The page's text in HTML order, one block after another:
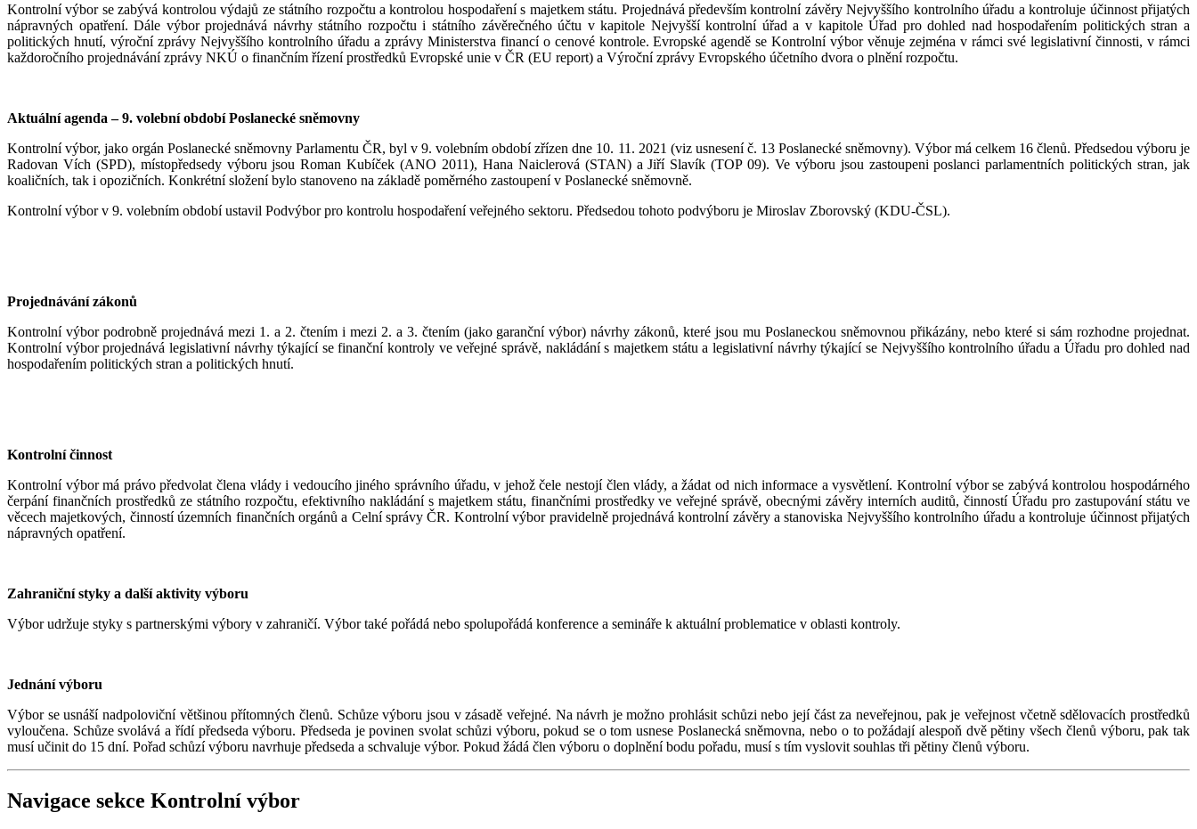
Kontrolní výbor se zabývá kontrolou výdajů ze státního rozpočtu a kontrolou hospodaření s majetkem státu. Projednává především kontrolní závěry Nejvyššího kontrolního úřadu a kontroluje účinnost přijatých
nápravných opatření. Dále výbor projednává návrhy státního rozpočtu i státního závěrečného účtu v kapitole Nejvyšší kontrolní úřad a v kapitole Úřad pro dohled nad hospodařením politických stran a
politických hnutí, výroční zprávy Nejvyššího kontrolního úřadu a zprávy Ministerstva financí o cenové kontrole. Evropské agendě se Kontrolní výbor věnuje zejména v rámci své legislativní činnosti, v rámci
každoročního projednávání zprávy NKÚ o finančním řízení prostředků Evropské unie v ČR (EU report) a Výroční zprávy Evropského účetního dvora o plnění rozpočtu.
Aktuální agenda – 9. volební období Poslanecké sněmovny
Kontrolní výbor, jako orgán Poslanecké sněmovny Parlamentu ČR, byl v 9. volebním období zřízen dne 10. 11. 2021 (viz usnesení č. 13 Poslanecké sněmovny). Výbor má celkem 16 členů. Předsedou výboru je
Radovan Vích (SPD), místopředsedy výboru jsou Roman Kubíček (ANO 2011), Hana Naiclerová (STAN) a Jiří Slavík (TOP 09). Ve výboru jsou zastoupeni poslanci parlamentních politických stran, jak
koaličních, tak i opozičních. Konkrétní složení bylo stanoveno na základě poměrného zastoupení v Poslanecké sněmovně.
Kontrolní výbor v 9. volebním období ustavil Podvýbor pro kontrolu hospodaření veřejného sektoru. Předsedou tohoto podvýboru je Miroslav Zborovský (KDU-ČSL).
Projednávání zákonů
Kontrolní výbor podrobně projednává mezi 1. a 2. čtením i mezi 2. a 3. čtením (jako garanční výbor) návrhy zákonů, které jsou mu Poslaneckou sněmovnou přikázány, nebo které si sám rozhodne projednat.
Kontrolní výbor projednává legislativní návrhy týkající se finanční kontroly ve veřejné správě, nakládání s majetkem státu a legislativní návrhy týkající se Nejvyššího kontrolního úřadu a Úřadu pro dohled nad
hospodařením politických stran a politických hnutí.
Kontrolní činnost
Kontrolní výbor má právo předvolat člena vlády i vedoucího jiného správního úřadu, v jehož čele nestojí člen vlády, a žádat od nich informace a vysvětlení. Kontrolní výbor se zabývá kontrolou hospodárného
čerpání finančních prostředků ze státního rozpočtu, efektivního nakládání s majetkem státu, finančními prostředky ve veřejné správě, obecnými závěry interních auditů, činností Úřadu pro zastupování státu ve
věcech majetkových, činností územních finančních orgánů a Celní správy ČR. Kontrolní výbor pravidelně projednává kontrolní závěry a stanoviska Nejvyššího kontrolního úřadu a kontroluje účinnost přijatých
nápravných opatření.
Zahraniční styky a další aktivity výboru
Výbor udržuje styky s partnerskými výbory v zahraničí. Výbor také pořádá nebo spolupořádá konference a semináře k aktuální problematice v oblasti kontroly.
Jednání výboru
Výbor se usnáší nadpoloviční většinou přítomných členů. Schůze výboru jsou v zásadě veřejné. Na návrh je možno prohlásit schůzi nebo její část za neveřejnou, pak je veřejnost včetně sdělovacích prostředků
vyloučena. Schůze svolává a řídí předseda výboru. Předseda je povinen svolat schůzi výboru, pokud se o tom usnese Poslanecká sněmovna, nebo o to požádají alespoň dvě pětiny všech členů výboru, pak tak
musí učinit do 15 dní. Pořad schůzí výboru navrhuje předseda a schvaluje výbor. Pokud žádá člen výboru o doplnění bodu pořadu, musí s tím vyslovit souhlas tři pětiny členů výboru.
Navigace sekce Kontrolní výbor